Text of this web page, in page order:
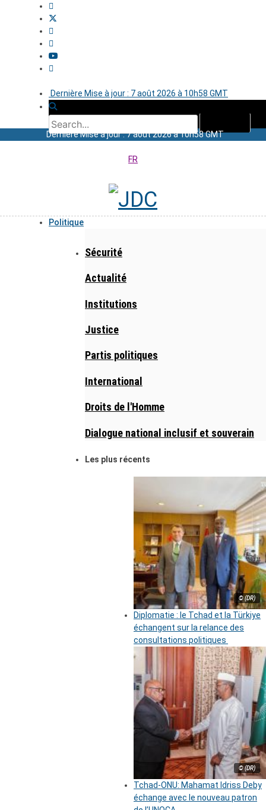
Dernière Mise à jour : 7 août 2026 à 10h58 GMT
Dernière Mise à jour : 7 août 2026 à 10h58 GMT
FR
Politique
Sécurité
Actualité
Institutions
Justice
Partis politiques
International
Droits de l'Homme
Dialogue national inclusif et souverain
Les plus récents
© (DR)
Diplomatie : le Tchad et la Türkiye
échangent sur la relance des
consultations politiques
© (DR)
Tchad-ONU: Mahamat Idriss Deby
échange avec le nouveau patron